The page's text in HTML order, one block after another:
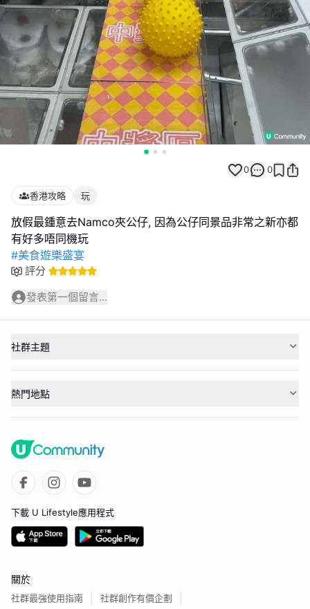
0 0
香港攻略 玩
放假最鍾意去Namco夾公仔, 因為公仔同景品非常之新亦都
#美食遊樂盛宴
評分
發表第一個留言...
社群主題
熱門地點
下載 U Lifestyle應用程式
關於
社群最強使用指南 社群創作有價企劃